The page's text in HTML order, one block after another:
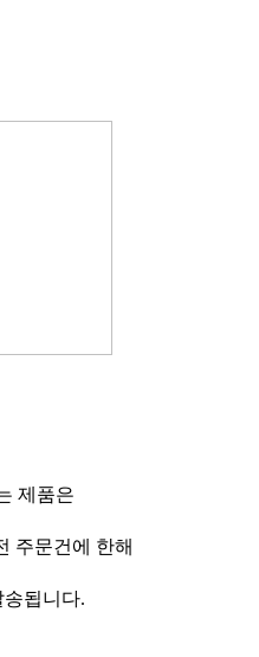
제품은
주문건에 한해
됩니다.